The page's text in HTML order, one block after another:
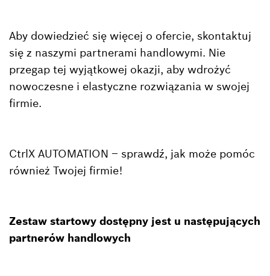
Aby dowiedzieć się więcej o ofercie, skontaktuj
się z naszymi partnerami handlowymi. Nie
przegap tej wyjątkowej okazji, aby wdrożyć
nowoczesne i elastyczne rozwiązania w swojej
firmie.
CtrlX AUTOMATION – sprawdź, jak może pomóc
również Twojej firmie!
Zestaw startowy dostępny jest u następujących
partnerów handlowych